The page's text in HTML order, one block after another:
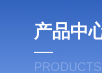
产品中